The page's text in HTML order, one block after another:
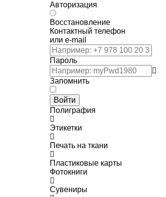
Авторизация
Восстановление
Контактный телефон
или e-mail
Пароль
Запомнить
Войти
Полиграфия
Этикетки
Печать на ткани
Пластиковые карты
Фотокниги
Сувениры